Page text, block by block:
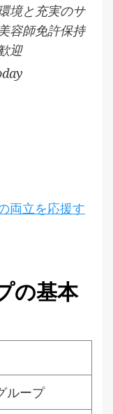
境と充実のサ
容師免許保持
迎
両立を応援す
の基本
ループ